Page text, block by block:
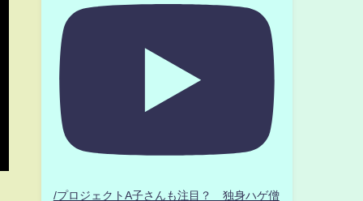
/プロジェクトA子さんも注目？ 独身ハゲ僧